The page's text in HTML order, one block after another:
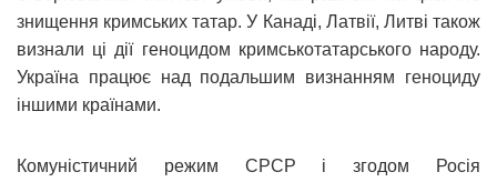
знищення кримських татар. У Канаді, Латвії, Литві також
визнали ці дії геноцидом кримськотатарського народу.
Україна працює над подальшим визнанням геноциду
іншими країнами.
Комуністичний режим СРСР і згодом Росія